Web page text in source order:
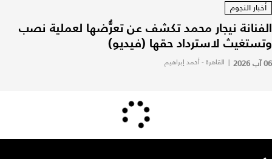
أخبار النجوم
الفنانة نيجار محمد تكشف عن تعرُّضها لعملية نصب
وتستغيث لاسترداد حقها (فيديو)
06 آب 2026 | القاهرة - أحمد إبراهيم